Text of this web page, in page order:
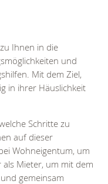
Ihnen in die
und
Mit dem Ziel,
in ihrer Häuslichkeit
Schritte zu
auf dieser
Wohneigentum, um
Mieter, um mit dem
gemeinsam